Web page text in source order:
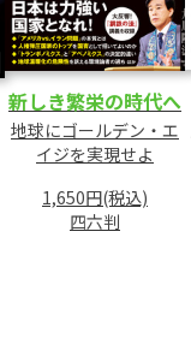
新しき繁栄の時代へ
地球にゴールデン・エ
イジを実現せよ
1,650円(税込)
四六判